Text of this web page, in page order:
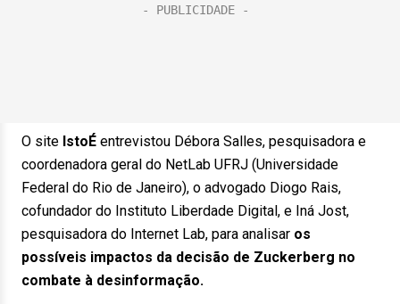
O site IstoÉ entrevistou Débora Salles, pesquisadora e
coordenadora geral do NetLab UFRJ (Universidade
Federal do Rio de Janeiro), o advogado Diogo Rais,
cofundador do Instituto Liberdade Digital, e Iná Jost,
pesquisadora do Internet Lab, para analisar os
possíveis impactos da decisão de Zuckerberg no
combate à desinformação.